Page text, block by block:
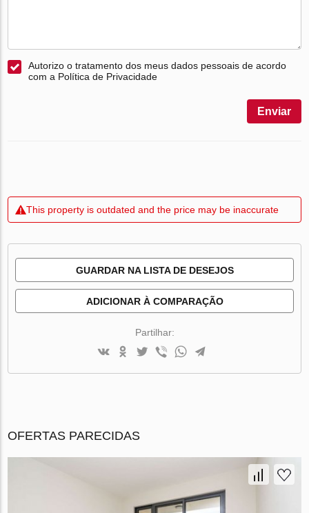
Autorizo o tratamento dos meus dados pessoais de acordo
com a Política de Privacidade
Enviar
This property is outdated and the price may be inaccurate
GUARDAR NA LISTA DE DESEJOS
ADICIONAR À COMPARAÇÃO
Partilhar:
OFERTAS PARECIDAS